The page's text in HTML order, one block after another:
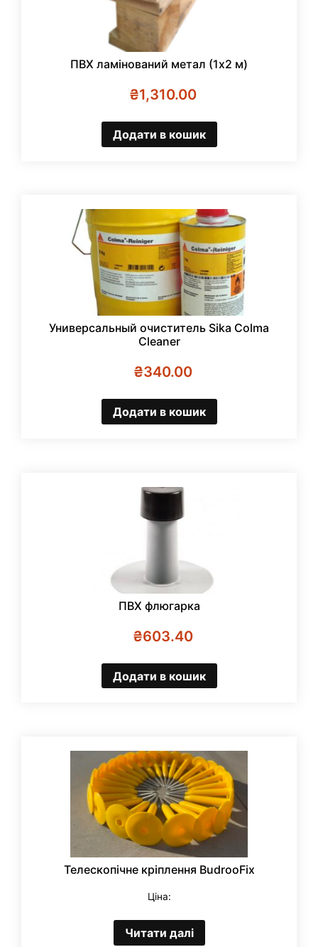
ПВХ ламінований метал (1х2 м)
₴1,310.00
Додати в кошик
Универсальный очиститель Sika Colma
Cleaner
₴340.00
Додати в кошик
ПВХ флюгарка
₴603.40
Додати в кошик
Телескопічне кріплення BudrooFix
Ціна:
Читати далі